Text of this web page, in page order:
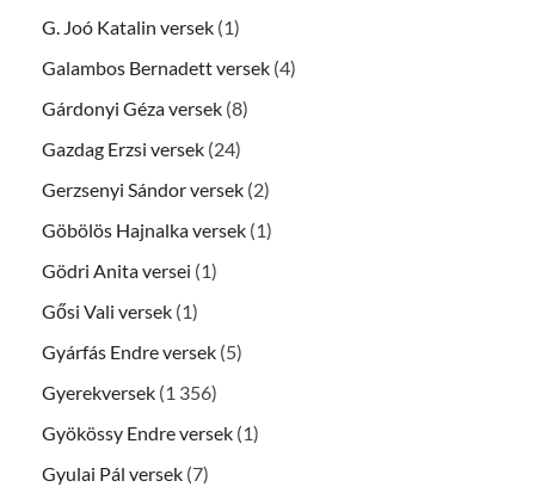
G. Joó Katalin versek (1)
Galambos Bernadett versek (4)
Gárdonyi Géza versek (8)
Gazdag Erzsi versek (24)
Gerzsenyi Sándor versek (2)
Göbölös Hajnalka versek (1)
Gödri Anita versei (1)
Gősi Vali versek (1)
Gyárfás Endre versek (5)
Gyerekversek (1 356)
Gyökössy Endre versek (1)
Gyulai Pál versek (7)